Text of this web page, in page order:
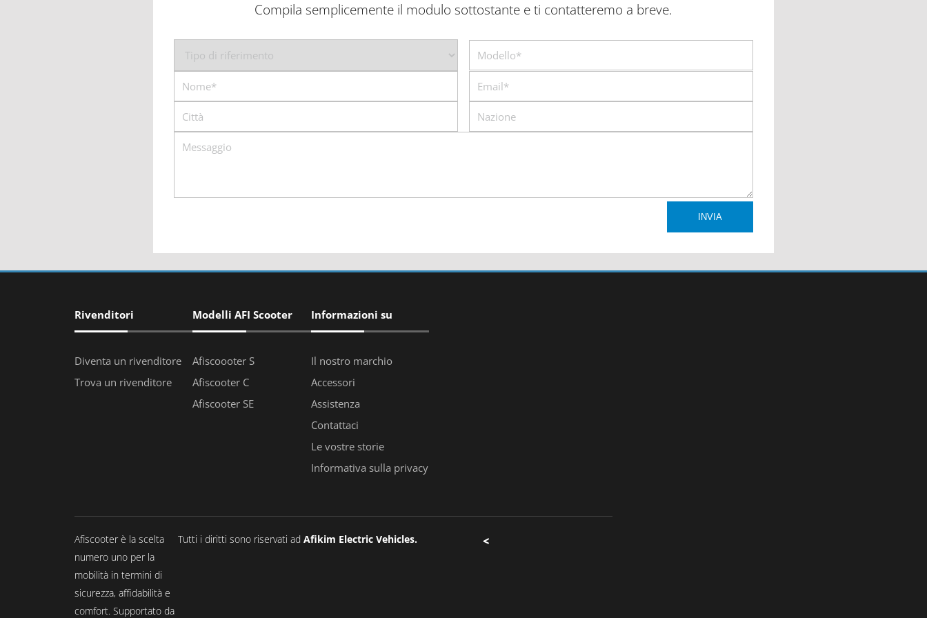
Compila semplicemente il modulo sottostante e ti contatteremo a breve.
Rivenditori
Diventa un rivenditore
Trova un rivenditore
Modelli AFI Scooter
Afiscoooter S
Afiscooter C
Afiscooter SE
Informazioni su
Il nostro marchio
Accessori
Assistenza
Contattaci
Le vostre storie
Informativa sulla privacy
Afiscooter è la scelta
numero uno per la
mobilità in termini di
sicurezza, affidabilità e
comfort. Supportato da
Tutti i diritti sono riservati ad Afikim Electric Vehicles. <